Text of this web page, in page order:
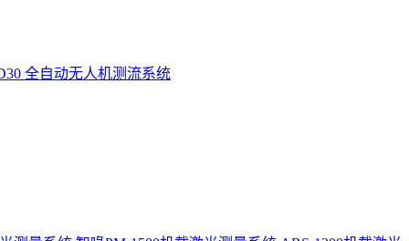
全自动无人机测流系统